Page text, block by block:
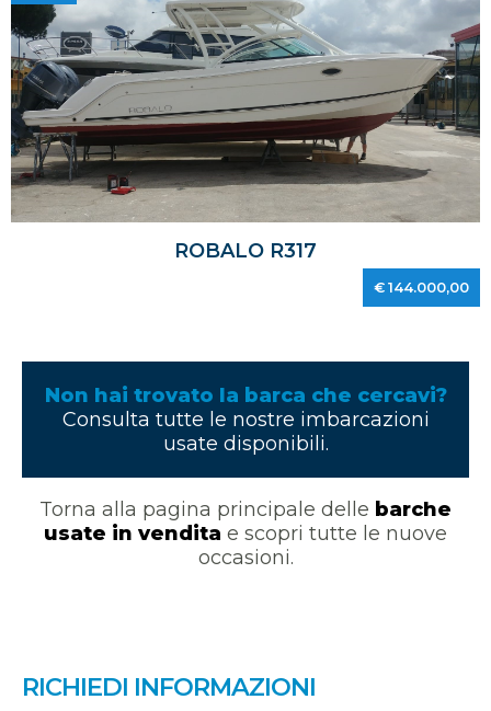
ROBALO R317
€ 144.000,00
Non hai trovato la barca che cercavi?
Consulta tutte le nostre imbarcazioni
usate disponibili.
Torna alla pagina principale delle barche
usate in vendita e scopri tutte le nuove
occasioni.
RICHIEDI INFORMAZIONI